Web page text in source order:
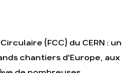
(FCC) du CERN : un
chantiers d'Europe, aux